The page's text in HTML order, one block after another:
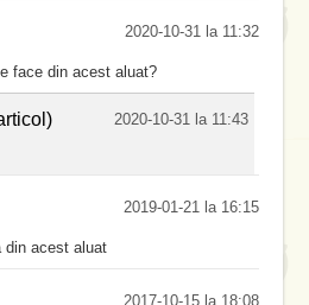
2020-10-31 la 11:32
face din acest aluat?
2020-10-31 la 11:43
2019-01-21 la 16:15
din acest aluat
2017-10-15 la 18:08